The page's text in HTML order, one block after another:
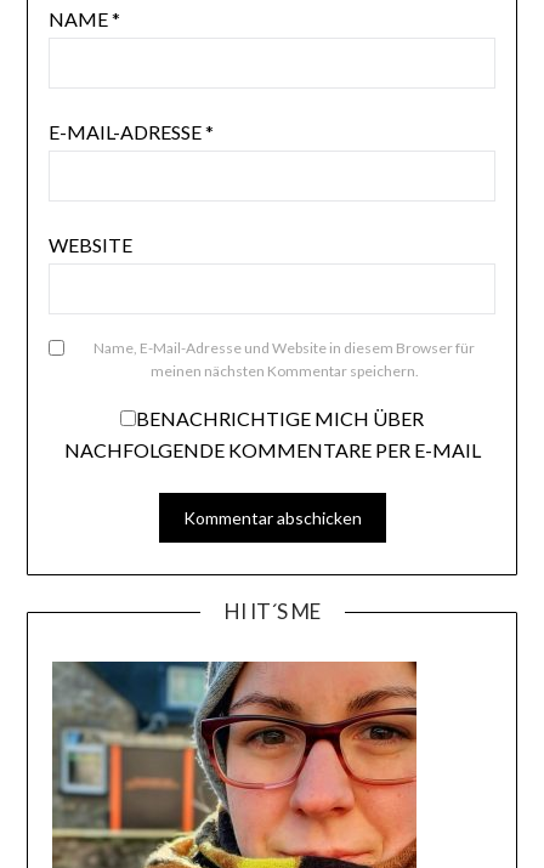
NAME*
E-MAIL-ADRESSE*
WEBSITE
Name, E-Mail-Adresse und Website in diesem Browser für
meinen nächsten Kommentar speichern.
BENACHRICHTIGE MICH ÜBER
NACHFOLGENDE KOMMENTARE PER E-MAIL
HI IT´S ME